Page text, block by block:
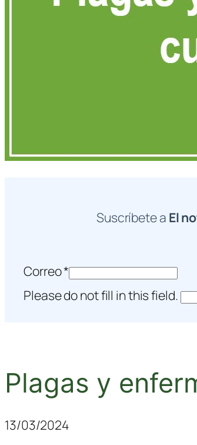
Suscríbete a El
Correo*
Please do not fill in this field.
Plagas y
13/03/2024